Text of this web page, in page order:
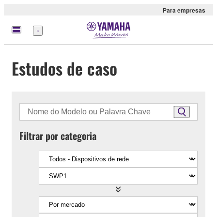
Para empresas
Menu
Estudos de caso
Filtrar por categoria